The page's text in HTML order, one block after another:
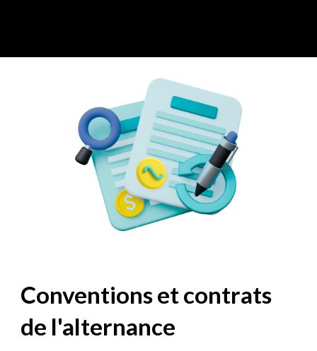
Conventions et contrats
de l'alternance